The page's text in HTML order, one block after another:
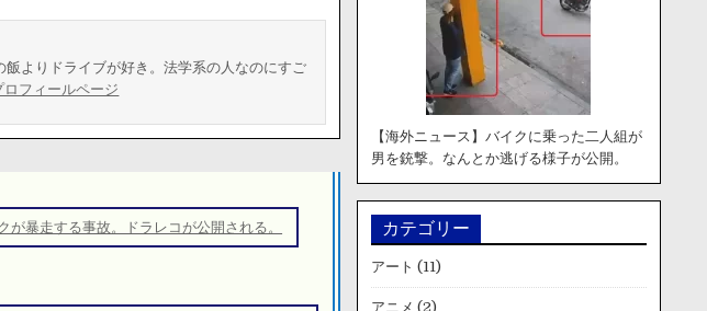
よりドライブが好き。法学系の人なのにすご
ロフィールページ
暴走する事故。ドラレコが公開される。
【海外ニュース】バイクに乗った二人組が
男を銃撃。なんとか逃げる様子が公開。
カテゴリー
アート (11)
アニメ (2)